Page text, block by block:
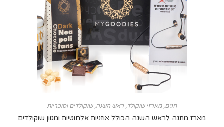
מארזי שוקולד,ראש השנה,שוקולדים וסוכריות
לראש השנה הכולל אוזניות אלחוטיות ומגוון שוקולדים